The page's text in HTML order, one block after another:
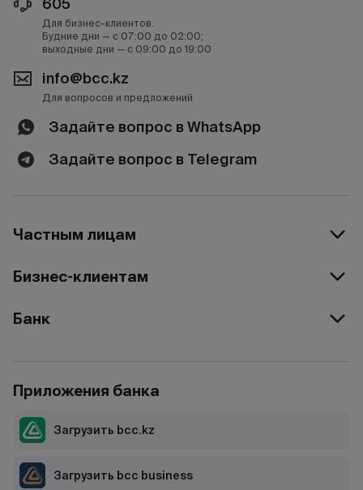
Для бизнес-клиентов.
Будние дни — с 07:00 до 02:00;
выходные дни — с 09:00 до 19:00
info@bcc.kz
Для вопросов и предложений
Задайте вопрос в WhatsApp
Задайте вопрос в Telegram
Частным лицам
Бизнес-клиентам
Банк
Приложения банка
Загрузить bcc.kz
Загрузить bcc business